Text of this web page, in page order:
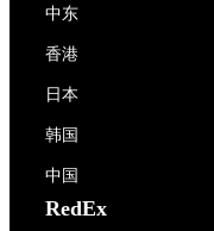
中东
香港
日本
韩国
中国
RedEx